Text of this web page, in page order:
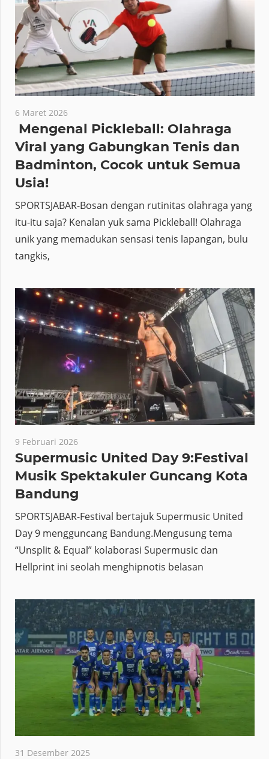
6 Maret 2026
Mengenal Pickleball: Olahraga
Viral yang Gabungkan Tenis dan
Badminton, Cocok untuk Semua
Usia!
SPORTSJABAR-Bosan dengan rutinitas olahraga yang
itu-itu saja? Kenalan yuk sama Pickleball! Olahraga
unik yang memadukan sensasi tenis lapangan, bulu
tangkis,
9 Februari 2026
Supermusic United Day 9:Festival
Musik Spektakuler Guncang Kota
Bandung
SPORTSJABAR-Festival bertajuk Supermusic United
Day 9 mengguncang Bandung.Mengusung tema
“Unsplit & Equal” kolaborasi Supermusic dan
Hellprint ini seolah menghipnotis belasan
31 Desember 2025